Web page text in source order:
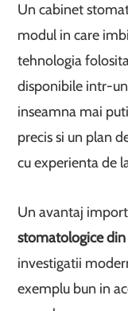
Un cabinet
modul in care
tehnologia
disponibile intr-
inseamna mai
precis si un plan
cu experienta de
Un avantaj
stomatologice din
investigatii
exemplu bun in